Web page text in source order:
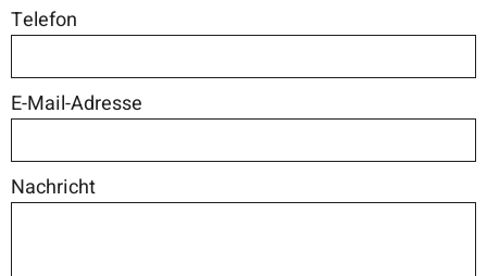
Telefon
E-Mail-Adresse
Nachricht